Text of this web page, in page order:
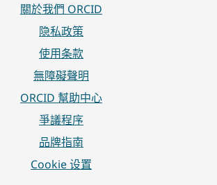
關於我們 ORCID
隐私政策
使用条款
無障礙聲明
ORCID 幫助中心
爭議程序
品牌指南
Cookie 设置